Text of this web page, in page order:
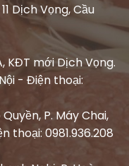
Dịch Vọng, Cầu
KĐT mới Dịch Vọng.
- Điện thoại:
P. Máy Chai,
thoại: 0981.936.208